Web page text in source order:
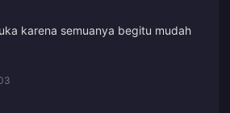
karena semuanya begitu mudah